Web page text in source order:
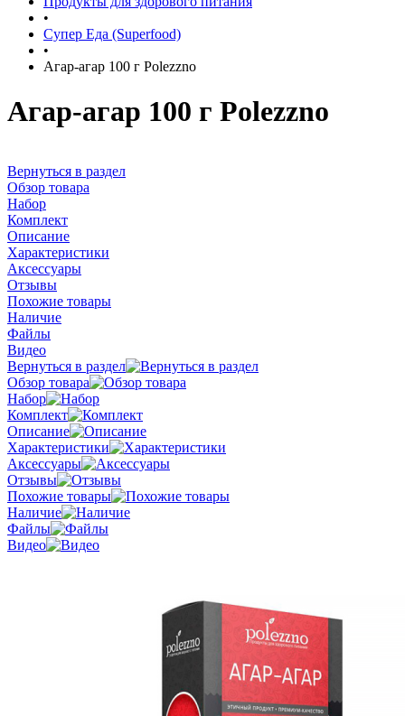
•
Супер Еда (Superfood)
•
Агар-агар 100 г Polezzno
Агар-агар 100 г Polezzno
Вернуться в раздел
Обзор товара
Набор
Комплект
Описание
Характеристики
Аксессуары
Отзывы
Похожие товары
Наличие
Файлы
Видео
Вернуться в раздел
Обзор товара
Набор
Комплект
Описание
Характеристики
Аксессуары
Отзывы
Похожие товары
Наличие
Файлы
Видео